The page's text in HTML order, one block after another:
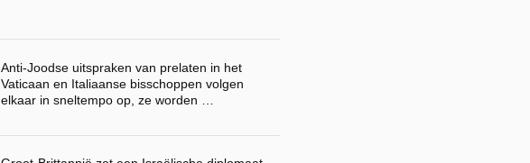
Anti-Joodse uitspraken van prelaten in het
Vaticaan en Italiaanse bisschoppen volgen
elkaar in sneltempo op, ze worden …